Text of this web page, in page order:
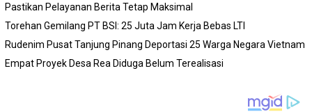
Pastikan Pelayanan Berita Tetap Maksimal
Torehan Gemilang PT BSI: 25 Juta Jam Kerja Bebas LTI
Rudenim Pusat Tanjung Pinang Deportasi 25 Warga Negara Vietnam
Empat Proyek Desa Rea Diduga Belum Terealisasi